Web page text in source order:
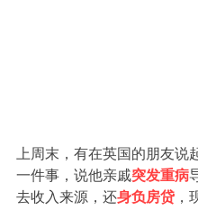
上周末，有在英国的朋友说
一件事，说他亲戚突发重病
去收入来源，还身负房贷 ，